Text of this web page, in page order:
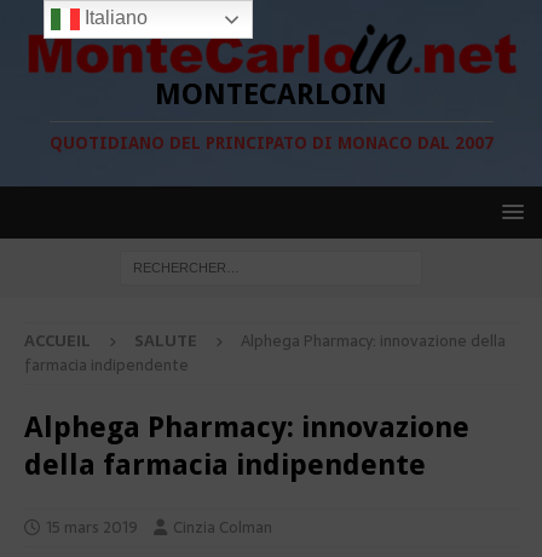
MONTECARLOIN
QUOTIDIANO DEL PRINCIPATO DI MONACO DAL 2007
ACCUEIL SALUTE
Alphega Pharmacy: innovazione della
farmacia indipendente
Alphega Pharmacy: innovazione
della farmacia indipendente
15 mars 2019 Cinzia Colman
Italiano